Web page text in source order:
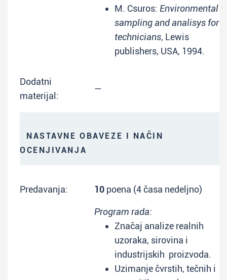
M. Csuros: Environmental
sampling and analisys for
technicians, Lewis
publishers, USA, 1994.
Dodatni
materijal:
—
NASTAVNE OBAVEZE I NAČIN
OCENJIVANJA
Predavanja: 10 poena (4 časa nedeljno)
Program rada:
Značaj analize realnih
uzoraka, sirovina i
industrijskih proizvoda.
Uzimanje čvrstih, tečnih i